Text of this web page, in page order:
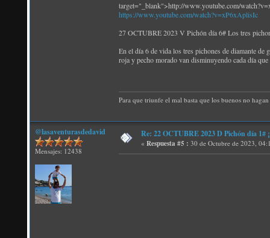
target="_blank">http://www.youtube.com/
https://www.youtube.com/watch?v=xP6xAplisIc
27 OCTUBRE 2023 V Pichón día 6# Los tres
En el día 6 de vida los tres pichones de diamante de
roja y pecho morado van disminuyendo cada día que
Para que triunfe el mal basta que los buenos no
@lasaventurasdedavid
Mensajes: 12438
Re: 22 OCTUBRE 2023 D Pichón día
« Respuesta #5 : 30 de Octubre de 2023,